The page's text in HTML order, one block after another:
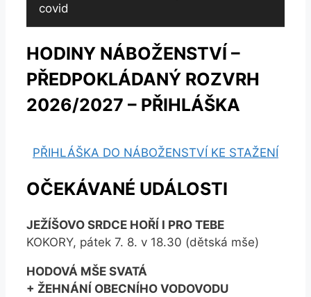
covid
HODINY NÁBOŽENSTVÍ –
PŘEDPOKLÁDANÝ ROZVRH
2026/2027 – PŘIHLÁŠKA
PŘIHLÁŠKA DO NÁBOŽENSTVÍ KE STAŽENÍ
OČEKÁVANÉ UDÁLOSTI
JEŽÍŠOVO SRDCE HOŘÍ I PRO TEBE
KOKORY, pátek 7. 8. v 18.30 (dětská mše)
HODOVÁ MŠE SVATÁ
+ ŽEHNÁNÍ OBECNÍHO VODOVODU